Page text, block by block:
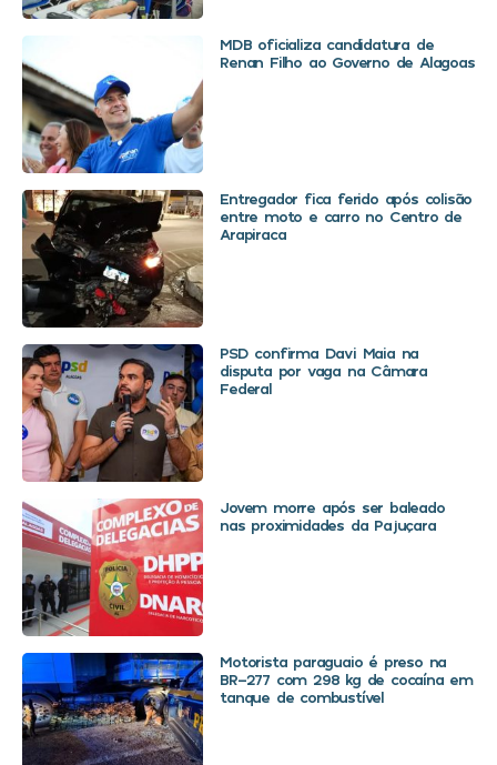
MDB oficializa candidatura de
Renan Filho ao Governo de Alagoas
Entregador fica ferido após colisão
entre moto e carro no Centro de
Arapiraca
PSD confirma Davi Maia na
disputa por vaga na Câmara
Federal
Jovem morre após ser baleado
nas proximidades da Pajuçara
Motorista paraguaio é preso na
BR-277 com 298 kg de cocaína em
tanque de combustível